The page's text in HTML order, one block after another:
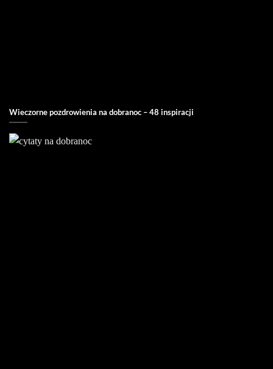
Wieczorne pozdrowienia na dobranoc – 48 inspiracji